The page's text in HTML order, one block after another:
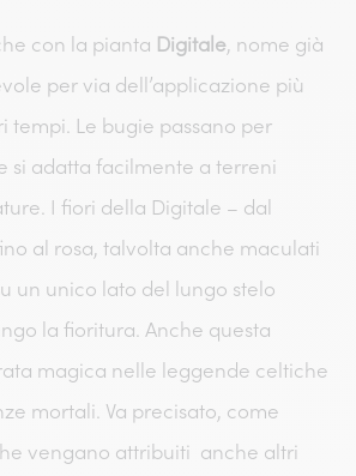
con la pianta Digitale, nome già
per via dell’applicazione più
tempi. Le bugie passano per
si adatta facilmente a terreni
I fiori della Digitale – dal
al rosa, talvolta anche maculati
un unico lato del lungo stelo
la fioritura. Anche questa
magica nelle leggende celtiche
mortali. Va precisato, come
vengano attribuiti anche altri